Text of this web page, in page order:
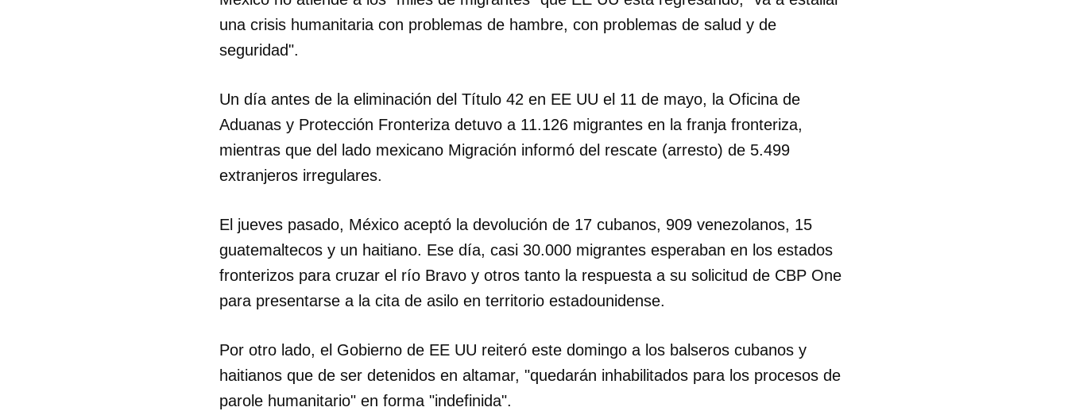
Guardar como favorito
Para poder guardar como favorito, primero has de iniciar sesión con tu
una crisis humanitaria con problemas de hambre, con problemas de salud y de
seguridad".
Un día antes de la eliminación del Título 42 en EE UU el 11 de mayo, la Oficina de
Aduanas y Protección Fronteriza detuvo a 11.126 migrantes en la franja fronteriza,
mientras que del lado mexicano Migración informó del rescate (arresto) de 5.499
extranjeros irregulares.
El jueves pasado, México aceptó la devolución de 17 cubanos, 909 venezolanos, 15
guatemaltecos y un haitiano. Ese día, casi 30.000 migrantes esperaban en los estados
fronterizos para cruzar el río Bravo y otros tanto la respuesta a su solicitud de CBP One
para presentarse a la cita de asilo en territorio estadounidense.
Por otro lado, el Gobierno de EE UU reiteró este domingo a los balseros cubanos y
haitianos que de ser detenidos en altamar, "quedarán inhabilitados para los procesos de
parole humanitario" en forma "indefinida".